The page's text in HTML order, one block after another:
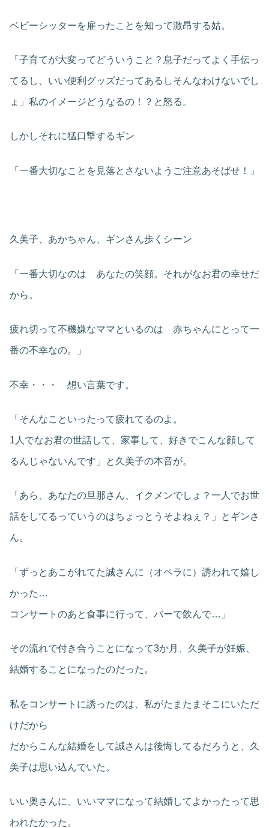
ベビーシッターを雇ったことを知って激昂する姑。
「子育てが大変ってどういうこと？息子だってよく手伝っ
てるし、いい便利グッズだってあるしそんなわけないでし
ょ」私のイメージどうなるの！？と怒る。
しかしそれに猛口撃するギン
「一番大切なことを見落とさないようご注意あそばせ！」
久美子、あかちゃん、ギンさん歩くシーン
「一番大切なのは あなたの笑顔。それがなお君の幸せだ
から。
疲れ切って不機嫌なママといるのは 赤ちゃんにとって一
番の不幸なの。」
不幸・・・ 想い言葉です。
「そんなこといったって疲れてるのよ。
1人でなお君の世話して、家事して、好きでこんな顔して
るんじゃないんです」と久美子の本音が。
「あら、あなたの旦那さん、イクメンでしょ？一人でお世
話をしてるっていうのはちょっとうそよねぇ？」とギンさ
ん。
「ずっとあこがれてた誠さんに（オペラに）誘われて嬉し
かった…
コンサートのあと食事に行って、バーで飲んで…」
その流れで付き合うことになって3か月、久美子が妊娠、
結婚することになったのだった。
私をコンサートに誘ったのは、私がたまたまそこにいただ
けだから
だからこんな結婚をして誠さんは後悔してるだろうと、久
美子は思い込んでいた。
いい奥さんに、いいママになって結婚してよかったって思
われたかった。